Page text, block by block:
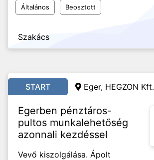
Általános Beosztott
Szakács
START Eger, HEGZON Kft.
Egerben pénztáros-
pultos munkalehetőség
azonnali kezdéssel
Vevő kiszolgálása. Ápolt